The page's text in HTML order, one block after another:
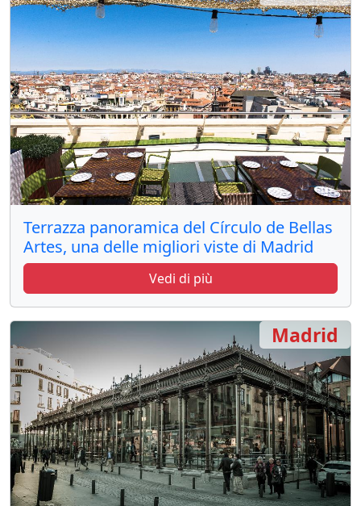
Terrazza panoramica del Círculo de Bellas
Artes, una delle migliori viste di Madrid
Vedi di più
Madrid